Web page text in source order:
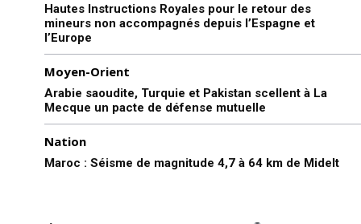
Hautes Instructions Royales pour le retour des
mineurs non accompagnés depuis l’Espagne et
l’Europe
Moyen-Orient
Arabie saoudite, Turquie et Pakistan scellent à La
Mecque un pacte de défense mutuelle
Nation
Maroc : Séisme de magnitude 4,7 à 64 km de Midelt